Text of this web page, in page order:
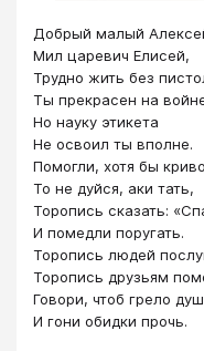
Добрый малый
Мил царевич Елисей,
Трудно жить без
Ты прекрасен на
Но науку этикета
Не освоил ты вполне.
Помогли, хотя бы
То не дуйся, аки тать,
Торопись сказать:
И помедли поругать.
Торопись людей
Торопись друзьям
Говори, чтоб грело
И гони обидки прочь.